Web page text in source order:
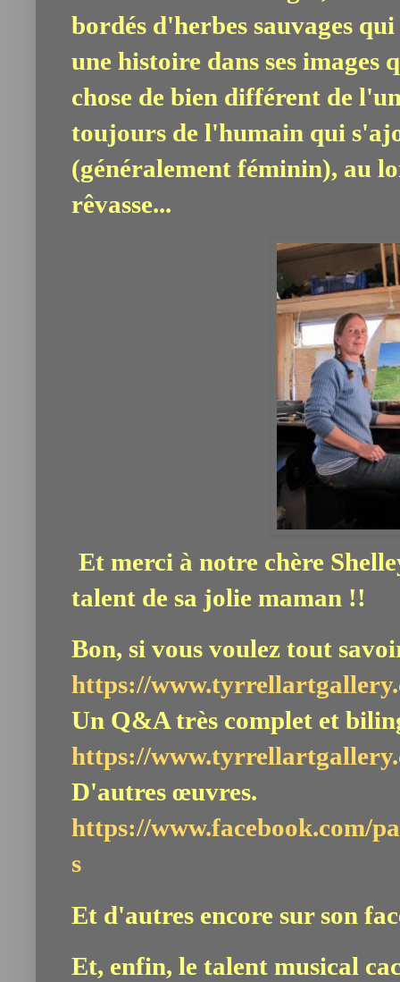
bordés d'herbes sauvages
une histoire dans ses images
chose de bien différent de
toujours de l'humain qui
(généralement féminin), au
rêvasse...
Et merci à notre chère
talent de sa jolie maman !!
Bon, si vous voulez tout
https://
Un Q&A très complet et
https://
D'autres œuvres.
https://www.facebook.com/
s
Et d'autres encore sur son
Et, enfin, le talent musical